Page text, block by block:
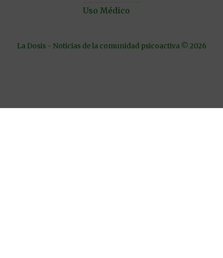
Uso Médico
La Dosis - Noticias de la comunidad psicoactiva © 2026